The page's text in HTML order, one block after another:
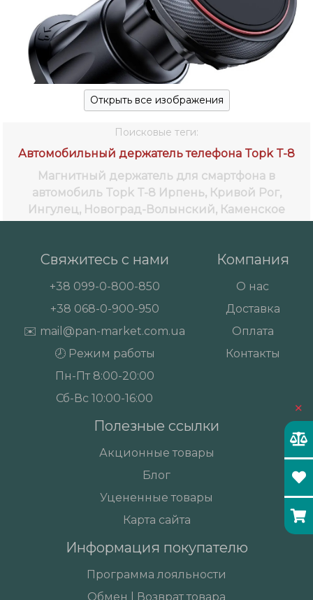
×
Открыть все изображения
Поисковые теги:
Автомобильный держатель телефона Topk T-8
Магнитный держатель для смартфона в
автомобиль Topk T-8 Ирпень, Кривой Рог,
Ингулец, Новоград-Волынский, Каменское
Свяжитесь с нами
+38 099-0-800-850
+38 068-0-900-950
✉️ mail@pan-market.com.ua
🕗 Режим работы
Пн-Пт 8:00-20:00
Сб-Вс 10:00-16:00
Компания
О нас
Доставка
Оплата
Контакты
Полезные ссылки
Акционные товары
Блог
Уцененные товары
Карта сайта
Информация покупателю
Программа лояльности
Обмен | Возврат товара